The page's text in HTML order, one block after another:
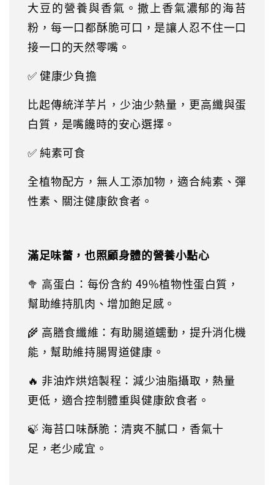
大豆的營養與香氣。撒上香氣濃郁的海苔
粉，每一口都酥脆可口，是讓人忍不住一口
接一口的天然零嘴。
✅ 健康少負擔
比起傳統洋芋片，少油少熱量，更高纖與蛋
白質，是嘴饞時的安心選擇。
✅ 純素可食
全植物配方，無人工添加物，適合純素、彈
性素、關注健康飲食者。
滿足味蕾，也照顧身體的營養小點心
🥦 高蛋白 ： 每份含約 49%植物性蛋白質，
幫助維持肌肉、增加飽足感。
🌾 高膳食纖維 ： 有助腸道蠕動，提升消化機
能，幫助維持腸胃道健康。
🔥 非油炸烘焙製程 ： 減少油脂攝取，熱量
更低，適合控制體重與健康飲食者。
🍃 海苔口味酥脆 ：清爽不膩口，香氣十
足，老少咸宜。